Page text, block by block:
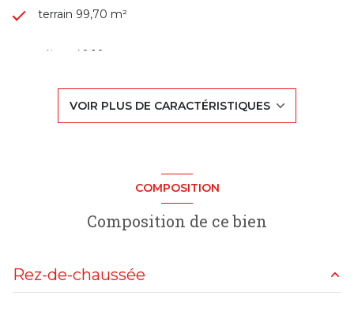
terrain 99,70 m²
séjour 40,10 m²
construit en 2024
Chauffage individuel : radiateur (gaz)
VOIR PLUS DE CARACTÉRISTIQUES
COMPOSITION
Composition de ce bien
Rez-de-chaussée